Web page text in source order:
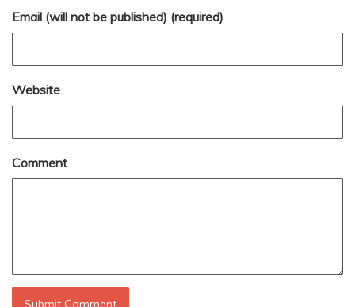
Email (will not be published) (required)
Website
Comment